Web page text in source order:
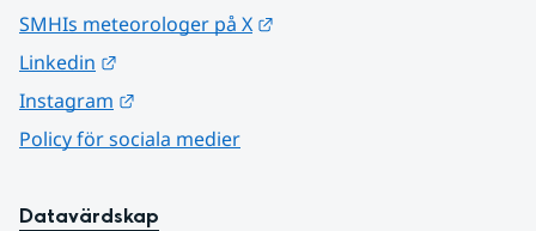
SMHIs meteorologer på X
Linkedin
Instagram
Policy för sociala medier
Datavärdskap